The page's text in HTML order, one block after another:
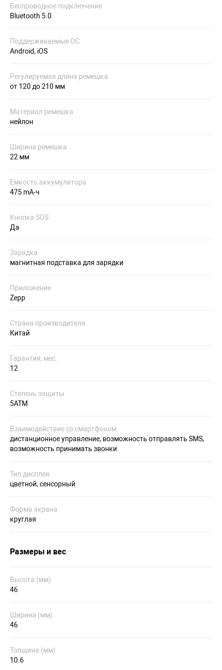
Беспроводное подключение
Bluetooth 5.0
Поддерживаемые ОС
Android, iOS
Регулируемая длина ремешка
от 120 до 210 мм
Материал ремешка
нейлон
Ширина ремешка
22 мм
Емкость аккумулятора
475 mA-ч
Кнопка SOS
Да
Зарядка
магнитная подставка для зарядки
Приложение
Zepp
Страна производителя
Китай
Гарантия, мес.
12
Степень защиты
5ATM
Взаимодействие со смартфоном
дистанционное управление, возможность отправлять SMS,
возможность принимать звонки
Тип дисплея
цветной, сенсорный
Форма экрана
круглая
Размеры и вес
Высота (мм)
46
Ширина (мм)
46
Толщина (мм)
10.6